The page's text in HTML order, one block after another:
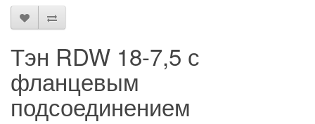
Тэн RDW 18-7,5 с
фланцевым
подсоединением